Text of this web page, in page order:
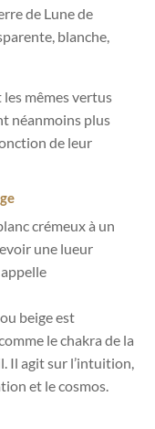
de Lune de
blanche,
mêmes vertus
néanmoins plus
de leur
crémeux à un
une lueur
appelle
beige est
le chakra de la
Il agit sur l’intuition,
et le cosmos.